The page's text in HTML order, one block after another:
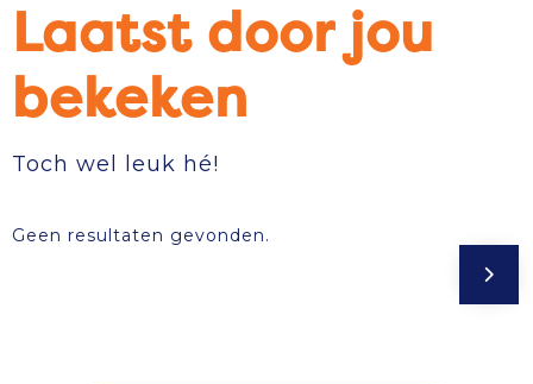
Laatst door jou
bekeken
Toch wel leuk hé!
Geen resultaten gevonden.